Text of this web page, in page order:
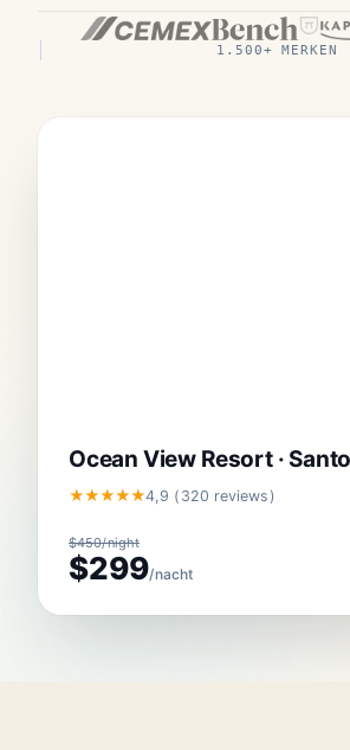
1.500+ MERKEN
Ocean View Resort ·
★★★★★4,9 (320 reviews)
$450/night
$299/nacht